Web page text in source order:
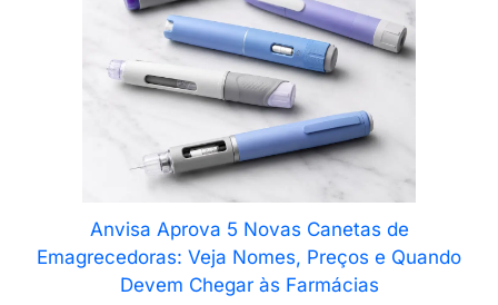
Anvisa Aprova 5 Novas Canetas de
Emagrecedoras: Veja Nomes, Preços e Quando
Devem Chegar às Farmácias